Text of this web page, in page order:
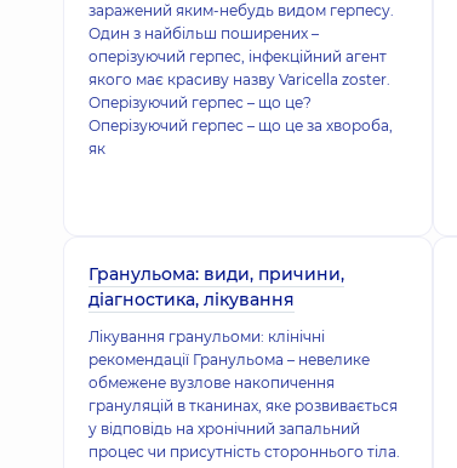
заражений яким-небудь видом герпесу.
Один з найбільш поширених –
оперізуючий герпес, інфекційний агент
якого має красиву назву Varicella zoster.
Оперізуючий герпес – що це?
Оперізуючий герпес – що це за хвороба,
як
Гранульома: види, причини,
діагностика, лікування
Лікування гранульоми: клінічні
рекомендації Гранульома – невелике
обмежене вузлове накопичення
грануляцій в тканинах, яке розвивається
у відповідь на хронічний запальний
процес чи присутність стороннього тіла.